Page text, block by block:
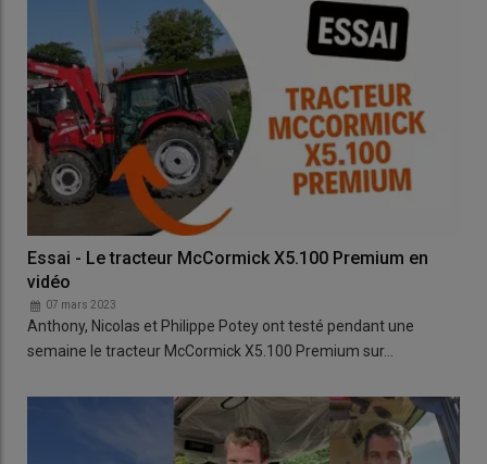
Essai - Le tracteur McCormick X5.100 Premium en
vidéo
07 mars 2023
Anthony, Nicolas et Philippe Potey ont testé pendant une
semaine le tracteur McCormick X5.100 Premium sur…